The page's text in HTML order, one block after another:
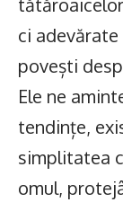
ci
povești
Ele ne
tendințe,
simplitatea
omul,